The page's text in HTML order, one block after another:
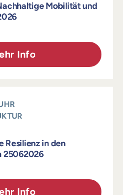
Mobilität und
Info
Resilienz in den
25062026
Info